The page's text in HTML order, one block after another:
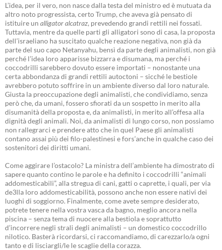
L’idea, per il vero, non nasce dalla testa del ministro ed è mutuata da
altro noto progressista, certo Trump, che aveva già pensato di
istituire un alligator alcatraz, prevedendo grandi rettili nei fossati.
Tuttavia, mentre da quelle parti gli alligatori sono di casa, la proposta
dell’israeliano ha suscitato qualche reazione negativa, non già da
parte del suo capo Netanyahu, bensì da parte degli animalisti, non già
perché l’idea loro apparisse bizzarra e disumana, ma perché i
coccodrilli sarebbero dovuto essere importati – nonostante una
certa abbondanza di grandi rettili autoctoni – sicché le bestiole
avrebbero potuto soffrire in un ambiente diverso dal loro naturale.
Giusta la preoccupazione degli animalisti, che condividiamo, senza
però che, da umani, fossero sfiorati da un sospetto in merito alla
disumanità della proposta e, da animalisti, in merito all’offesa alla
dignità degli animali. Noi, da animalisti di lungo corso, non possiamo
non rallegrarci e prendere atto che in quel Paese gli animalisti
contano assai più dei filo-palestinesi e fors’anche in qualche caso dei
sostenitori dei diritti umani.
Come aggirare l’ostacolo? La ministra dell’ambiente ha dimostrato di
sapere quanto contino le parole e ha definito i coccodrilli “animali
addomesticabili”, alla stregua di cani, gatti o caprette, i quali, per via
de3lla loro addomesticabilità, possono anche non essere nativi dei
luoghi di soggiorno. Finalmente, come avete sempre desiderato,
potrete tenere nella vostra vasca da bagno, meglio ancora nella
piscina – senza tema di nuocere alla bestiola e soprattutto
d’incorrere negli strali degli animalisti – un domestico coccodrillo
nilotico. Basterà ricordarsi, ci raccomandiamo, di carezzarlo/a ogni
tanto e di lisciargli/le le scaglie della corazza.